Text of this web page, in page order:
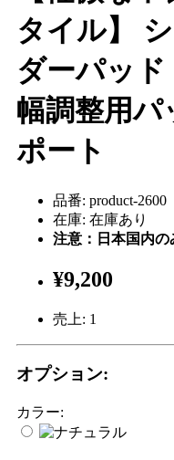
タイル】
ダーパッ
幅調整用パ
ポート
品番: product-2600
在庫: 在庫あり
注意：日本国内の
¥9,200
売上: 1
オプション:
カラー: